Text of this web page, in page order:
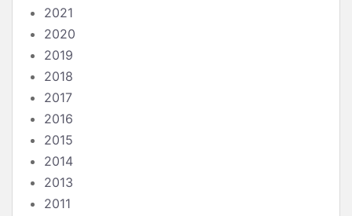
2021
2020
2019
2018
2017
2016
2015
2014
2013
2011